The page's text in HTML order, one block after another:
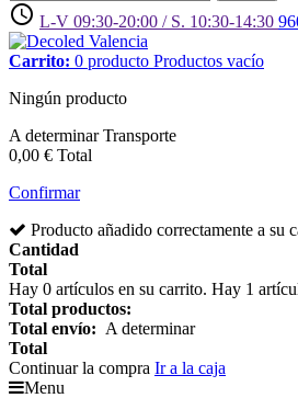
access_time L-V 09:30-20:00 / S. 10:30-14:30
Carrito: 0 producto Productos vacío
Ningún producto
A determinarTransporte
0,00 € Total
Confirmar
Producto añadido correctamente a su
Cantidad
Total
Hay 0 artículos en su carrito. Hay 1
Total productos:
Total envío: A determinar
Total
Continuar la compra Ir a la caja
Menu